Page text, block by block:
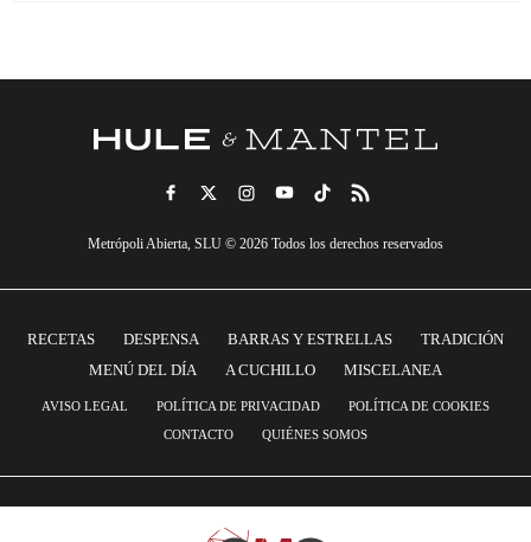
Metrópoli Abierta, SLU © 2026 Todos los derechos reservados
RECETAS DESPENSA BARRAS Y ESTRELLAS
TRADICIÓN
MENÚ DEL DÍA
A CUCHILLO MISCELANEA
AVISO LEGAL POLÍTICA DE PRIVACIDAD
POLÍTICA DE COOKIES
CONTACTO
QUIÉNES SOMOS